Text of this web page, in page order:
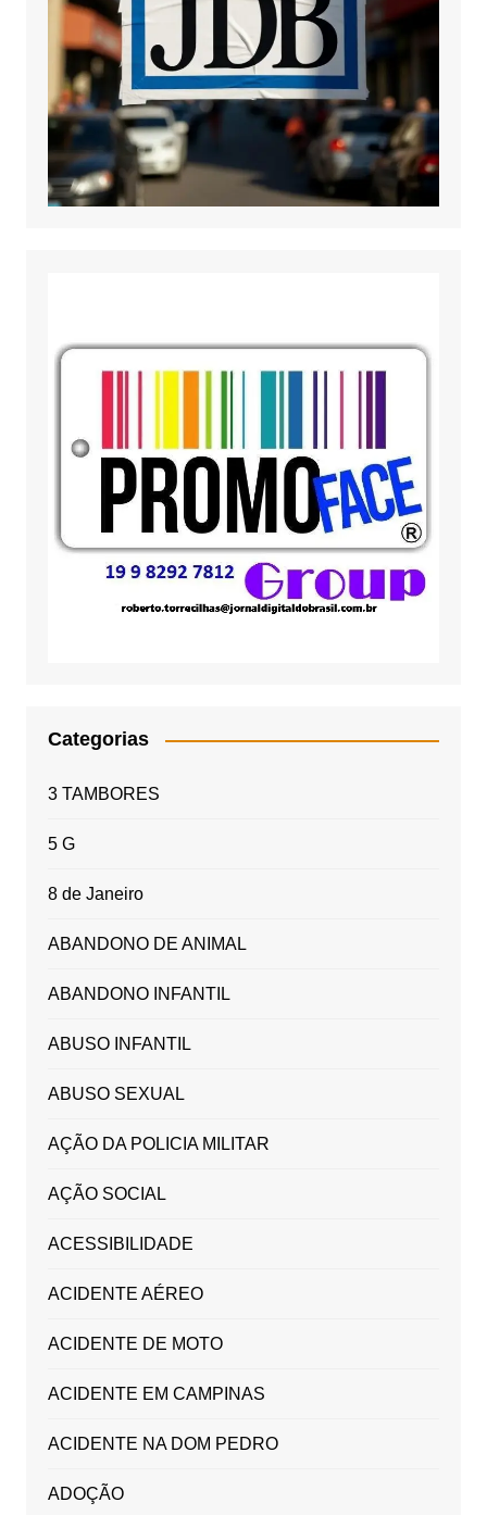
Categorias
3 TAMBORES
5 G
8 de Janeiro
ABANDONO DE ANIMAL
ABANDONO INFANTIL
ABUSO INFANTIL
ABUSO SEXUAL
AÇÃO DA POLICIA MILITAR
AÇÃO SOCIAL
ACESSIBILIDADE
ACIDENTE AÉREO
ACIDENTE DE MOTO
ACIDENTE EM CAMPINAS
ACIDENTE NA DOM PEDRO
ADOÇÃO